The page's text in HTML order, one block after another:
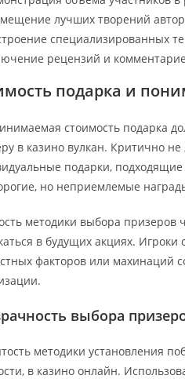
лучших творений
специализированных
рецензий и
подарка и
стоимость подарка
в казино вулкан. Критично
подарки,
но неприемлемые
методики выбора призеров
в будущих акциях.
факторов или махинаций
выбора
методики установления
в казино онлайн.